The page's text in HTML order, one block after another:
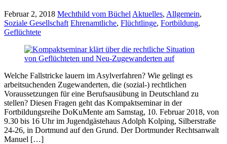
Februar 2, 2018 Mechthild vom Büchel Aktuelles, Allgemein,
Soziale Gesellschaft Ehrenamtliche, Flüchtlinge, Fortbildung,
Geflüchtete
Welche Fallstricke lauern im Asylverfahren? Wie gelingt es
arbeitsuchenden Zugewanderten, die (sozial-) rechtlichen
Voraussetzungen für eine Berufsausübung in Deutschland zu
stellen? Diesen Fragen geht das Kompaktseminar in der
Fortbildungsreihe DoKuMente am Samstag, 10. Februar 2018, von
9.30 bis 16 Uhr im Jugendgästehaus Adolph Kolping, Silberstraße
24-26, in Dortmund auf den Grund. Der Dortmunder Rechtsanwalt
Manuel […]